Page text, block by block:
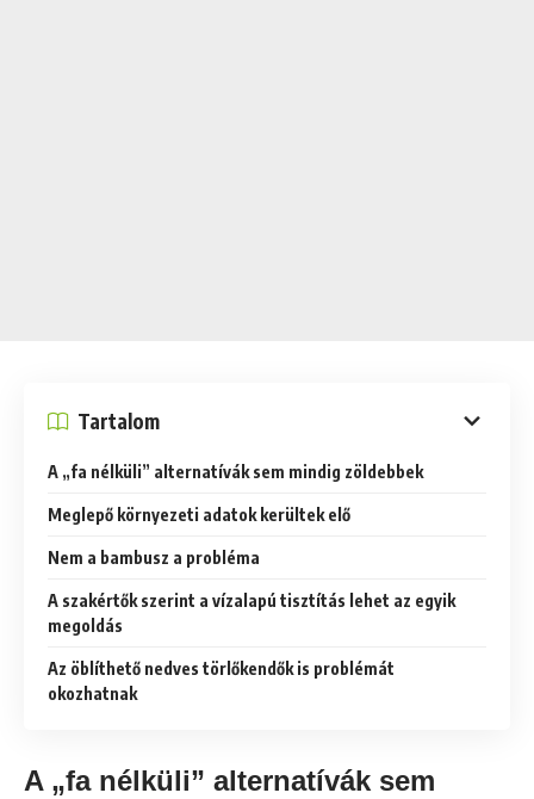
Tartalom
A „fa nélküli” alternatívák sem mindig zöldebbek
Meglepő környezeti adatok kerültek elő
Nem a bambusz a probléma
A szakértők szerint a vízalapú tisztítás lehet az egyik
megoldás
Az öblíthető nedves törlőkendők is problémát
okozhatnak
A „fa nélküli” alternatívák sem